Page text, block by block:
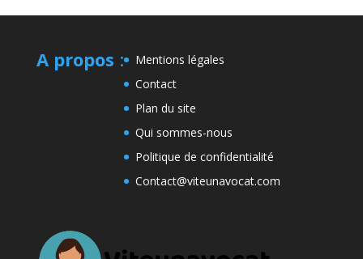
A propos :
Mentions légales
Contact
Plan du site
Qui sommes-nous
Politique de confidentialité
Contact@viteunavocat.com